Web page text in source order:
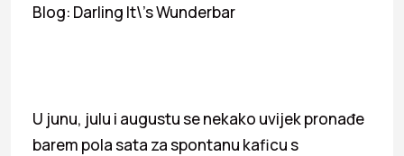
Blog: Darling It\’s Wunderbar
U junu, julu i augustu se nekako uvijek pronađe
barem pola sata za spontanu kaficu s